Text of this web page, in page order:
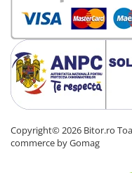
Copyright© 2026 Bitor.ro
commerce by Gomag